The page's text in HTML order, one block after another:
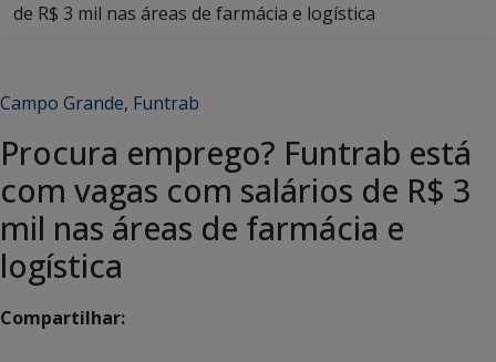
de R$ 3 mil nas áreas de farmácia e logística
Campo Grande, Funtrab
Procura emprego? Funtrab está
com vagas com salários de R$ 3
mil nas áreas de farmácia e
logística
Compartilhar: